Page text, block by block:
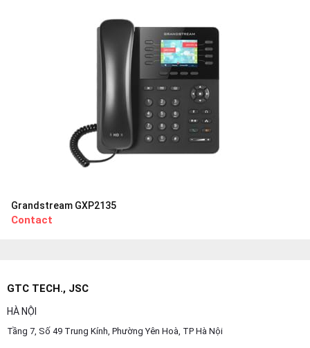
Grandstream GXP2135
Contact
GTC TECH., JSC
HÀ NỘI
Tầng 7, Số 49 Trung Kính, Phường Yên Hoà, TP Hà Nội